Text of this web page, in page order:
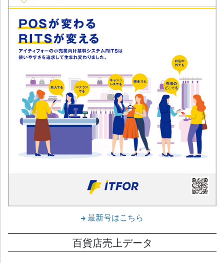
最新号はこちら
百貨店売上データ